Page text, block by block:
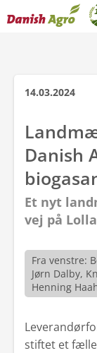
14.03.2024
Danish
Et nyt
vej på
Fra venstre:
Jørn Dalby,
Henning
stiftet et
Presse
Danish Agro
Danish Agro
Bæredygtighed
Den Gode Levering